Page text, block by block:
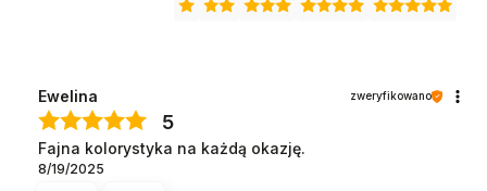
Ewelina zweryfikowano
5
Fajna kolorystyka na każdą okazję.
8/19/2025